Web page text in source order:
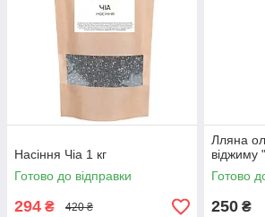
Насіння Чіа 1 кг
Готово до відправки
294 ₴ 420 ₴
Лляна
віджиму
Готово
250 ₴